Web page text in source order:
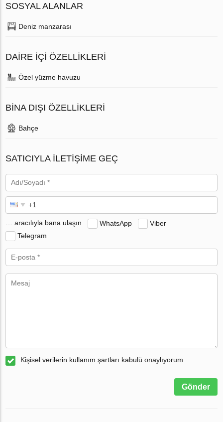
SOSYAL ALANLAR
Deniz manzarası
DAIRE IÇI ÖZELLIKLERI
Özel yüzme havuzu
BINA DIŞI ÖZELLIKLERI
Bahçe
SATICIYLA ILETIŞIME GEÇ
… aracılıyla bana ulaşın WhatsApp
Viber
Telegram
Kişisel verilerin kullanım şartları kabulü onaylıyorum
Gönder